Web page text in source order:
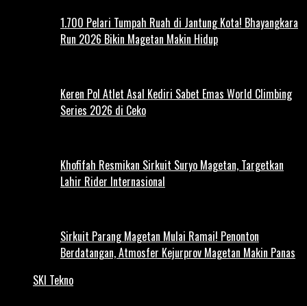
1.700 Pelari Tumpah Ruah di Jantung Kota! Bhayangkara
Run 2026 Bikin Magetan Makin Hidup
Keren Pol Atlet Asal Kediri Sabet Emas World Climbing
Series 2026 di Ceko
Khofifah Resmikan Sirkuit Suryo Magetan, Targetkan
Lahir Rider Internasional
Sirkuit Parang Magetan Mulai Ramai! Penonton
Berdatangan, Atmosfer Kejurprov Magetan Makin Panas
SKI Tekno